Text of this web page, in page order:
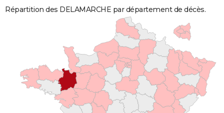
Répartition des DELAMARCHE par département de décès.